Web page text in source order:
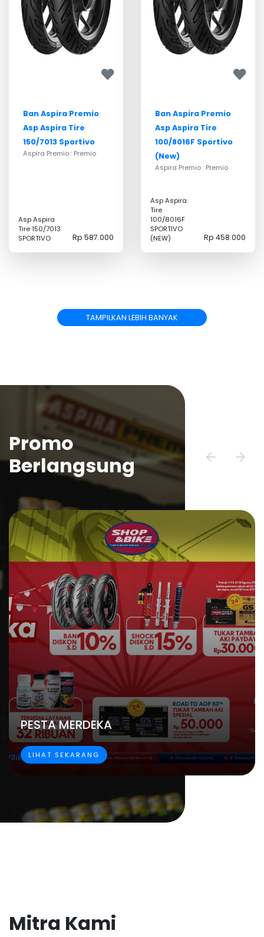
Ban Aspira Premio
Asp Aspira Tire
150/7013 Sportivo
Aspira Premio : Premio
Asp Aspira
Tire 150/7013
SPORTIVO
Rp 587.000
Ban Aspira Premio
Asp Aspira Tire
100/8016F Sportivo
(New)
Aspira Premio : Premio
Asp Aspira
Tire
100/8016F
SPORTIVO
(NEW)
Rp 458.000
TAMPILKAN LEBIH BANYAK
Promo
Berlangsung
PESTA MERDEKA
LIHAT SEKARANG
Mitra Kami